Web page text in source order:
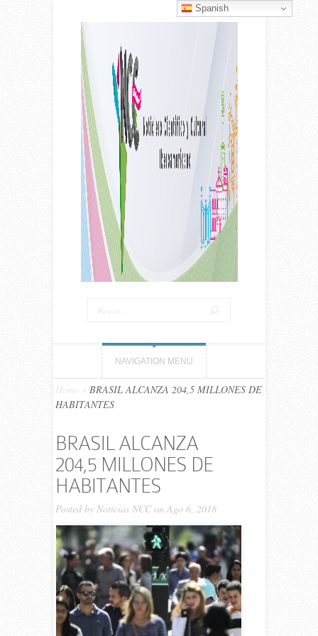
NAVIGATION MENU
Home
BRASIL ALCANZA 204,5 MILLONES DE
HABITANTES
BRASIL ALCANZA
204,5 MILLONES DE
HABITANTES
Posted by Noticias NCCon Ago 6, 2018
Spanish